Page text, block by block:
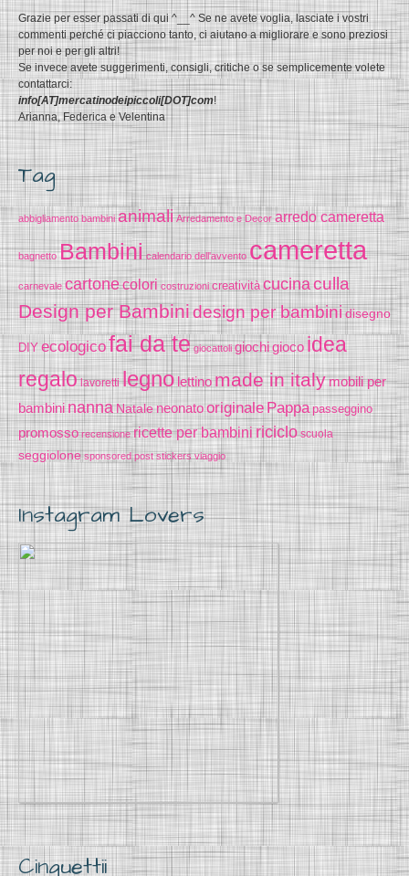
Grazie per esser passati di qui ^__^ Se ne avete voglia, lasciate i vostri
commenti perché ci piacciono tanto, ci aiutano a migliorare e sono preziosi
per noi e per gli altri!
Se invece avete suggerimenti, consigli, critiche o se semplicemente volete
contattarci:
info[AT]mercatinodeipiccoli[DOT]com!
Arianna, Federica e Velentina
Tag
abbigliamento bambini animali Arredamento e Decor arredo cameretta
bagnetto Bambini calendario dell'avvento cameretta
carnevale cartonecolori costruzioni creatività cucinaculla
Design per Bambinidesign per bambinidisegno
DIY ecologicofai da te giocattoli giochigioco idea
regalo lavoretti legno lettinomade in italymobili per
bambininannaNataleneonatooriginale Pappa passeggino
promosso recensione ricette per bambini riciclo scuola
seggiolone sponsored post stickers viaggio
Instagram Lovers
Cinguettii